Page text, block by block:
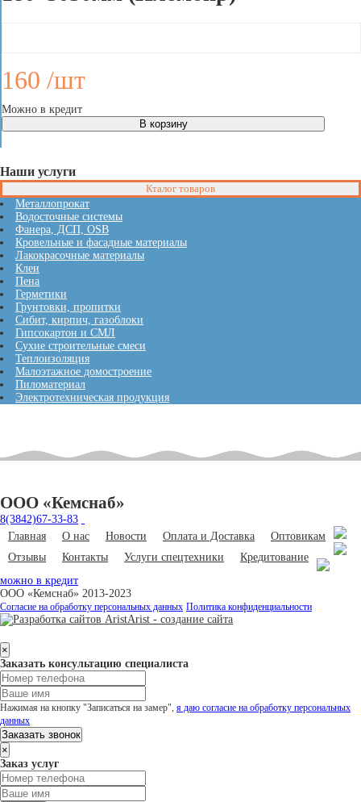
160 /шт
Можно в кредит
Наши услуги
Кталог товаров
Металлопрокат
Водосточные системы
Фанера, ДСП, OSB
Кровельные и фасадные материалы
Лакокрасочные материалы
Клеи
Пена
Герметики
Грунтовки, пропитки
Сибит, кирпич, газоблоки
Гипсокартон и СМЛ
Сухие строительные смеси
Теплоизоляция
Малоэтажное домостроение
Пиломатериал
Электротехническая продукция
ООО «Кемснаб»
8(3842)67-33-83
Главная
О нас Новости Оплата и Доставка
Оптовикам
Отзывы
Контакты Услуги спецтехники
Кредитование
можно в кредит
ООО «Кемснаб» 2013-2023
Согласие на обработку персональных данных Политика конфиденциальности
Arist - создание сайта
×
Заказать консультацию специалиста
Нажимая на кнопку "Записаться на замер", я даю согласие на обработку персональных
данных
Заказать звонок
×
Заказ услуг